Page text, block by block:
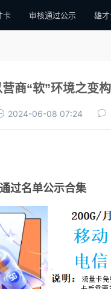
卡 审核通过公示 雄
商“软”环境之变
2024-06-08 07:24
过名单公示合集